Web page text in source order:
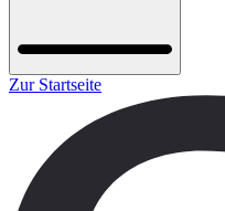
Zur Startseite